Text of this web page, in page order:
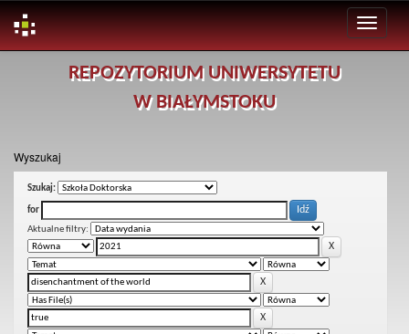
REPOZYTORIUM UNIWERSYTETU
W BIAŁYMSTOKU
Wyszukaj
Szukaj:
for
Aktualne filtry: